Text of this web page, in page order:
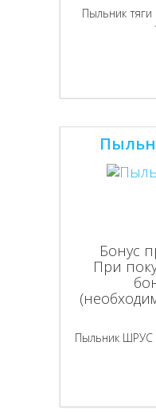
Пыльник
Бонус
При
Пыльник ШРУС